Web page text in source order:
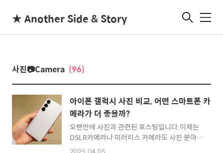
★ Another Side & Story 메
사진📷Camera (96)
아이폰 갤럭시 사진 비교, 어떤 스마트폰 카
메라가 더 좋을까?
오랜만에 사진과 관련된 포스팅입니다.이제는
DSLR카메라나 미러리스 카메라도 사진 분야에
종사하시는 분이 아니면 들고 다니는 것을 본 적